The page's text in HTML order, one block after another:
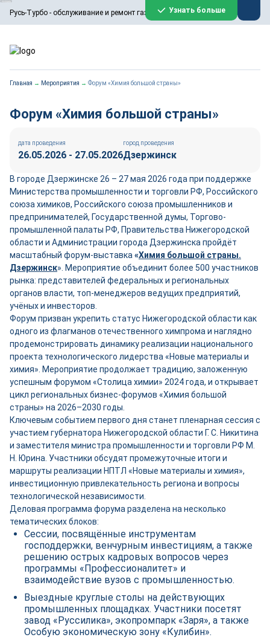
Русь-Турбо - обслуживание и ремонт газовых паровых турбин
ООО «Русь-Турбо» занимается сервисом газовых и паровых
турбин, комплексным ремонтом, восстановлением,
техническим обслуживанием оборудования ТЭС,
работают на нефтегазовых, нефтехимических,
металлургических и других предприятиях.
Реклама. ООО «Русь-Турбо», ИНН 7802588950
Перейти на сайт
Узнать больше
Главная → Мероприятия → Форум «Химия большой страны»
Форум «Химия большой страны»
дата проведения
26.05.2026 - 27.05.2026
город проведения
Дзержинск
В городе Дзержинске 26 – 27 мая 2026 года при поддержке
Министерства промышленности и торговли РФ, Российского
союза химиков, Российского союза промышленников и
предпринимателей, Государственной думы, Торгово-
промышленной палаты РФ, Правительства Нижегородской
области и Администрации города Дзержинска пройдёт
масштабный форум-выставка «Химия большой страны.
Дзержинск». Мероприятие объединит более 500 участников
рынка: представителей федеральных и региональных
органов власти, топ-менеджеров ведущих предприятий,
учёных и инвесторов.
Форум призван укрепить статус Нижегородской области как
одного из флагманов отечественного химпрома и наглядно
продемонстрировать динамику реализации национального
проекта технологического лидерства «Новые материалы и
химия». Мероприятие продолжает традицию, заложенную
успешным форумом «Столица химии» 2024 года, и открывает
цикл региональных бизнес-форумов «Химия большой
страны» на 2026–2030 годы.
Ключевым событием первого дня станет пленарная сессия с
участием губернатора Нижегородской области Г. С. Никитина
и заместителя министра промышленности и торговли РФ М.
Н. Юрина. Участники обсудят промежуточные итоги и
маршруты реализации НПТЛ «Новые материалы и химия»,
инвестиционную привлекательность региона и вопросы
технологической независимости.
Деловая программа форума разделена на несколько
тематических блоков:
Сессии, посвящённые инструментам
господдержки, венчурным инвестициям, а также
решению острых кадровых вопросов через
программы «Профессионалитет» и
взаимодействие вузов с промышленностью.
Выездные круглые столы на действующих
промышленных площадках. Участники посетят
завод «Руссилика», экопромпарк «Заря», а также
Особую экономическую зону «Кулибин».